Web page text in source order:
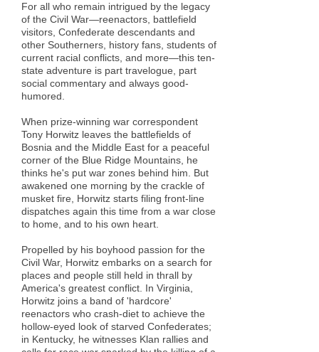
For all who remain intrigued by the legacy
of the Civil War—reenactors, battlefield
visitors, Confederate descendants and
other Southerners, history fans, students of
current racial conflicts, and more—this ten-
state adventure is part travelogue, part
social commentary and always good-
humored.
When prize-winning war correspondent
Tony Horwitz leaves the battlefields of
Bosnia and the Middle East for a peaceful
corner of the Blue Ridge Mountains, he
thinks he's put war zones behind him. But
awakened one morning by the crackle of
musket fire, Horwitz starts filing front-line
dispatches again this time from a war close
to home, and to his own heart.
Propelled by his boyhood passion for the
Civil War, Horwitz embarks on a search for
places and people still held in thrall by
America's greatest conflict. In Virginia,
Horwitz joins a band of 'hardcore'
reenactors who crash-diet to achieve the
hollow-eyed look of starved Confederates;
in Kentucky, he witnesses Klan rallies and